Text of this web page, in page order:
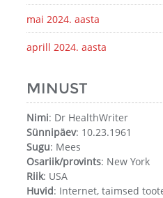
mai 2024. aasta
aprill 2024. aasta
MINUST
Nimi: Dr HealthWriter
Sünnipäev: 10.23.1961
Sugu: Mees
Osariik/provints: New York
Riik: USA
Huvid: Internet, taimsed